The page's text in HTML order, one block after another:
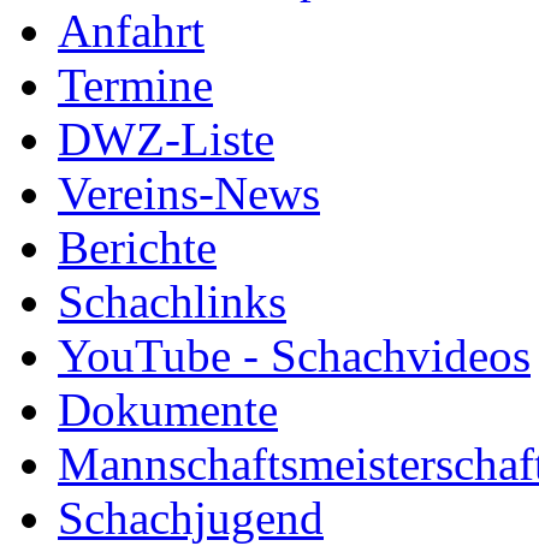
Anfahrt
Termine
DWZ-Liste
Vereins-News
Berichte
Schachlinks
YouTube - Schachvideos
Dokumente
Schachjugend